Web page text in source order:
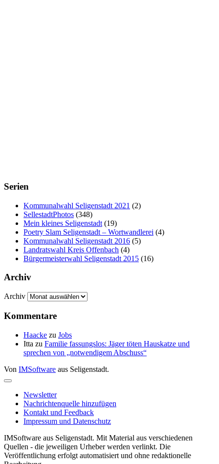
Serien
Kommunalwahl Seligenstadt 2021 (2)
SellestadtPhotos (348)
Mein kleines Seligenstadt (19)
Poetry Slam Seligenstadt – Wortwandlerei (4)
Kommunalwahl Seligenstadt 2016 (5)
Landratswahl Kreis Offenbach (4)
Bürgermeisterwahl Seligenstadt 2015 (16)
Archiv
Archiv
Kommentare
Haacke zu Jobs
Itta zu Familie fassungslos: Jäger töten Hauskatze und
sprechen von „notwendigem Abschuss“
Von IMSoftware aus Seligenstadt.
Newsletter
Nachrichtenquelle hinzufügen
Kontakt und Feedback
Impressum und Datenschutz
IMSoftware aus Seligenstadt. Mit Material aus verschiedenen
Quellen - die jeweiligen Urheber werden verlinkt. Die
Veröffentlichung erfolgt automatisiert und ohne redaktionelle